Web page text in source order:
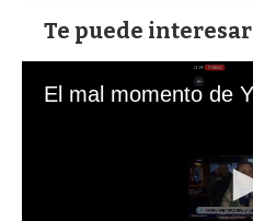
Te puede interesar